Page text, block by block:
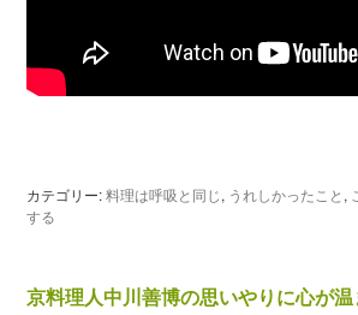
カテゴリー: 料理は呼吸と同じ, うれしかったこと ,
する
京料理人中川善博の思いやりに心が